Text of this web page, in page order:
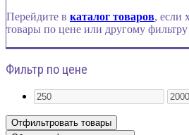
Перейдите в каталог товаров, если
товары по цене или другому
Фильтр по цене